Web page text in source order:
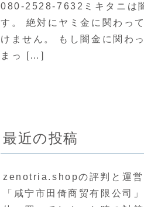
080-2528-7632ミキタニは
す。 絶対にヤミ金に関わっ
けません。 もし闇金に関わ
まっ […]
最近の投稿
zenotria.shopの評判と運営
「咸宁市田倚商贸有限公司